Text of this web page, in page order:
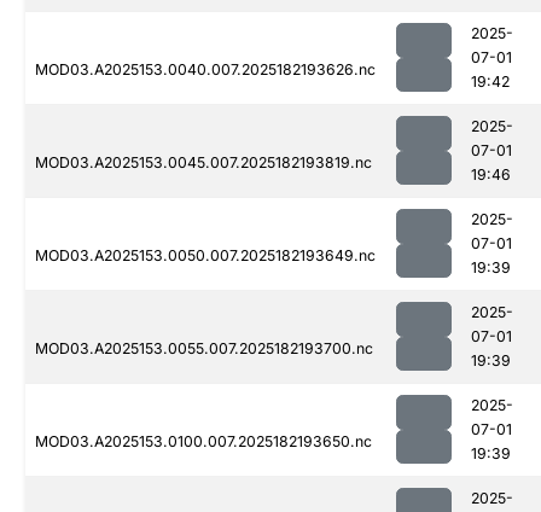
MOD03.A2025153.0040.007.2025182193626.nc
2025-
07-01
19:42
MOD03.A2025153.0045.007.2025182193819.nc
2025-
07-01
19:46
MOD03.A2025153.0050.007.2025182193649.nc
2025-
07-01
19:39
MOD03.A2025153.0055.007.2025182193700.nc
2025-
07-01
19:39
MOD03.A2025153.0100.007.2025182193650.nc
2025-
07-01
19:39
2025-